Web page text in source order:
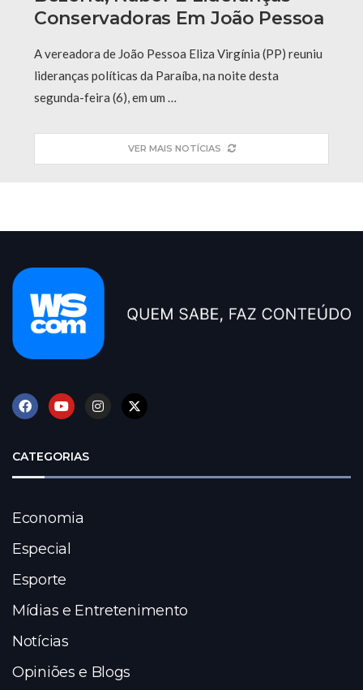
Conservadoras Em João Pessoa
A vereadora de João Pessoa Eliza Virgínia (PP) reuniu
lideranças políticas da Paraíba, na noite desta
segunda-feira (6), em um …
VER MAIS NOTÍCIAS
CATEGORIAS
Economia
Especial
Esporte
Mídias e Entretenimento
Notícias
Opiniões e Blogs